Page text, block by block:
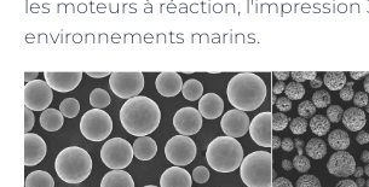
les moteurs à réaction, l'impression
environnements marins.